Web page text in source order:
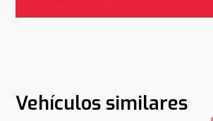
Vehículos similares